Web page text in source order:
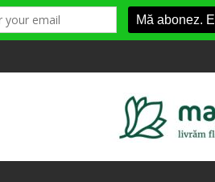
și canalizare
a câștigat partida cu FC Botoșani